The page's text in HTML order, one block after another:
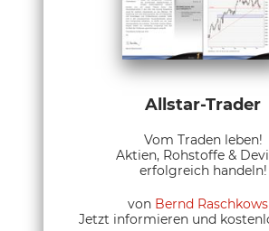
Allstar-Trader
Vom Traden leben!
Aktien, Rohstoffe &
erfolgreich handeln!
von Bernd
Jetzt informieren und